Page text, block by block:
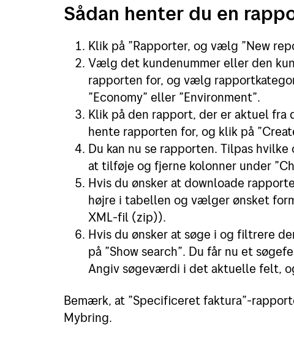
Sådan henter du en
Klik på ”Rapporter, og vælg ”New
Vælg det kundenummer eller den
rapporten for, og vælg
”Economy” eller ”Environment”.
Klik på den rapport, der er aktuel fra
hente rapporten for, og klik på
Du kan nu se rapporten. Tilpas
at tilføje og fjerne kolonner under
Hvis du ønsker at downloade
højre i tabellen og vælger ønsket
XML-fil (zip)).
Hvis du ønsker at søge i og filtrere
på ”Show search”. Du får nu et
Angiv søgeværdi i det aktuelle felt,
Bemærk, at ”Specificeret faktura”-
Mybring.